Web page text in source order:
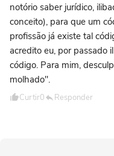
notório saber jurídico,
conceito), para que um
profissão já existe tal
acredito eu, por passado
código. Para mim,
molhado".
Curtir0 Responder